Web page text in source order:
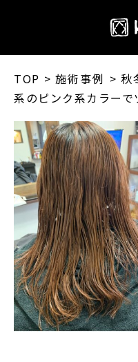
TOP > 施術事例 > 秋
系のピンク系カラーで